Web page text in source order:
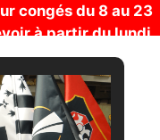
congés du 8 au 23
à partir du lundi